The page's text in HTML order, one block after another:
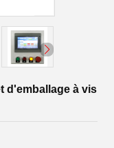
d'emballage à vis